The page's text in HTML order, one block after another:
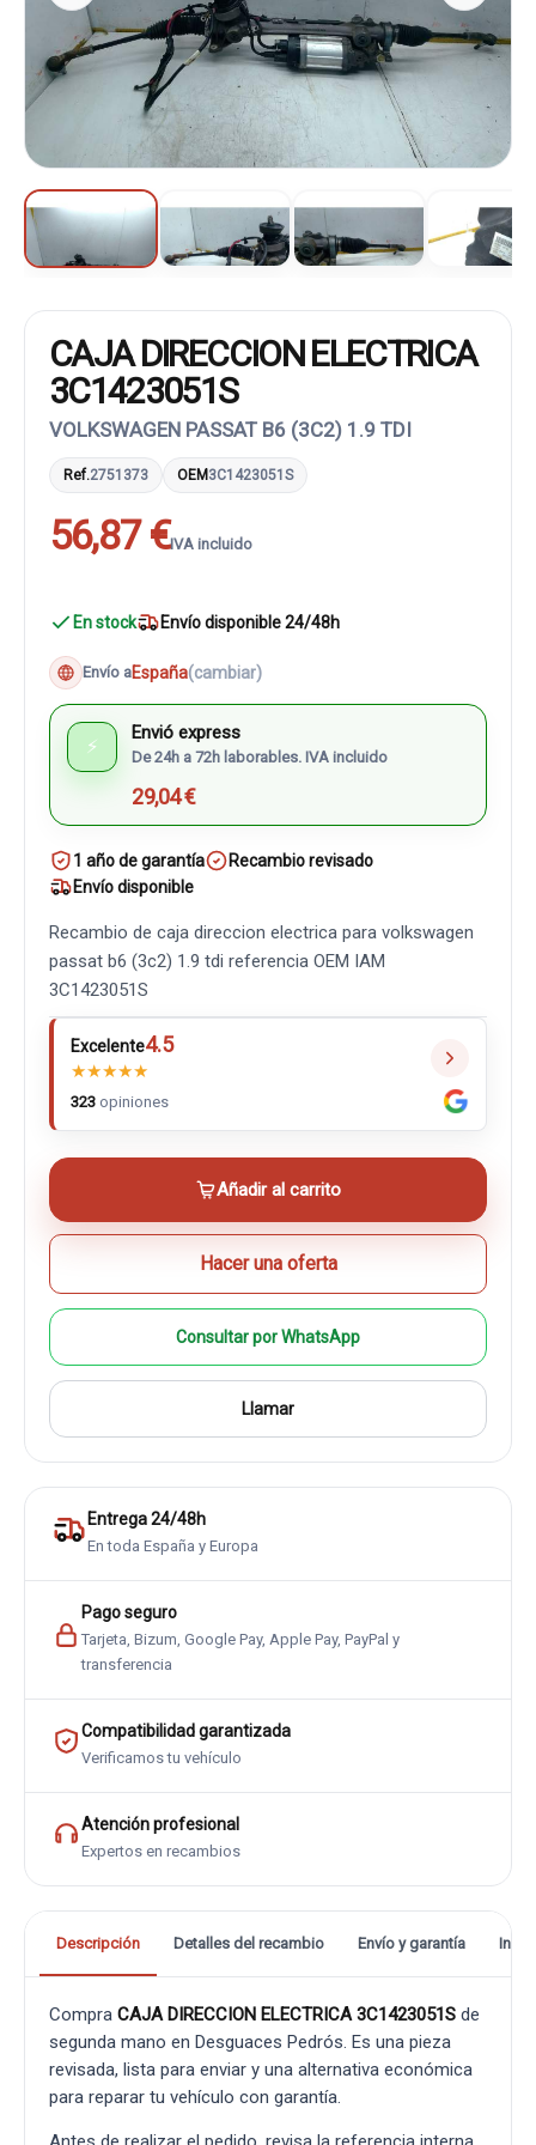
CAJA DIRECCION ELECTRICA
3C1423051S
VOLKSWAGEN PASSAT B6 (3C2) 1.9 TDI
Ref.2751373 OEM3C1423051S
56,87 €IVA incluido
En stock Envío disponible 24/48h
Envío aEspaña(cambiar)
⚡
Envió express
De 24h a 72h laborables. IVA incluido
29,04 €
1 año de garantía
Recambio revisado
Envío disponible
Recambio de caja direccion electrica para volkswagen
passat b6 (3c2) 1.9 tdi referencia OEM IAM
3C1423051S
Excelente4.5
★★★★★
323 opiniones
Añadir al carrito
Hacer una oferta
Consultar por WhatsApp
Llamar
Entrega 24/48h
En toda España y Europa
Pago seguro
Tarjeta, Bizum, Google Pay, Apple Pay, PayPal y
transferencia
Compatibilidad garantizada
Verificamos tu vehículo
Atención profesional
Expertos en recambios
Descripción Detalles del recambio Envío y garantía
Compra CAJA DIRECCION ELECTRICA 3C1423051S de
segunda mano en Desguaces Pedrós. Es una pieza
revisada, lista para enviar y una alternativa económica
para reparar tu vehículo con garantía.